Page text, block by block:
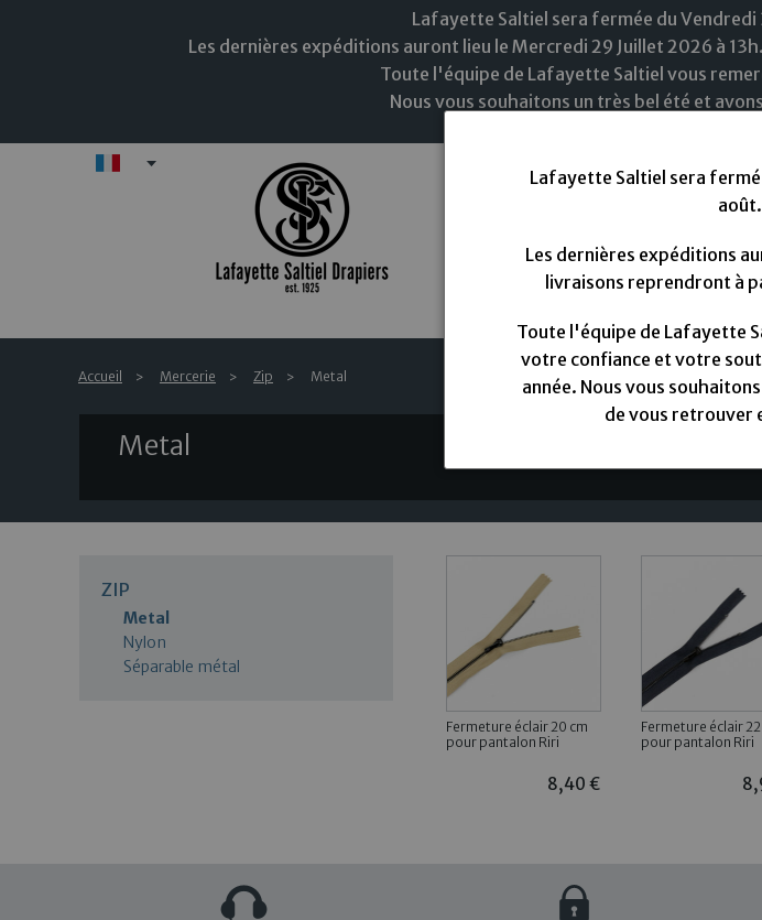
Lafayette Saltiel sera fermée du Vendredi
Les dernières expéditions auront lieu le Mercredi 29 Juillet 2026 à
Toute l'équipe de Lafayette Saltiel vous
Nous vous souhaitons un très bel été et
Nouveautées Tissus
Accueil Mercerie Zip Metal
Metal
ZIP
Metal
Nylon
Séparable métal
Fermeture éclair 20 cm
pour pantalon Riri
8,40 €
Fermeture éclair 22
pour pantalon Riri
Lafayette Saltiel sera fermé
août.
Les dernières expéditions
livraisons reprendront à
Toute l'équipe de Lafayette
votre confiance et votre
année. Nous vous
de vous retrouver